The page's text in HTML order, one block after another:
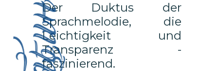
Der Duktus der
Sprachmelodie, die
Leichtigkeit und
Transparenz -
faszinierend.